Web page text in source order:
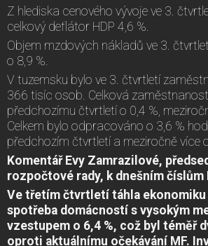
Z hlediska cenového vývoje ve 3.
celkový deflátor HDP 4,6 %.
Objem mzdových nákladů ve 3.
o 8,9 %.
V tuzemsku bylo ve 3. čtvrtletí
366 tisíc osob. Celková
předchozímu čtvrtletí o 0,4 %,
Celkem bylo odpracováno o 3,6 %
předchozím čtvrtletí a meziročně více
Komentář Evy Zamrazilové,
rozpočtové rady, k dnešním číslům
Ve třetím čtvrtletí táhla ekonomiku
spotřeba domácností s vysokým
vzestupem o 6,4 %, což byl téměř
oproti aktuá lnímu očekávání MF.